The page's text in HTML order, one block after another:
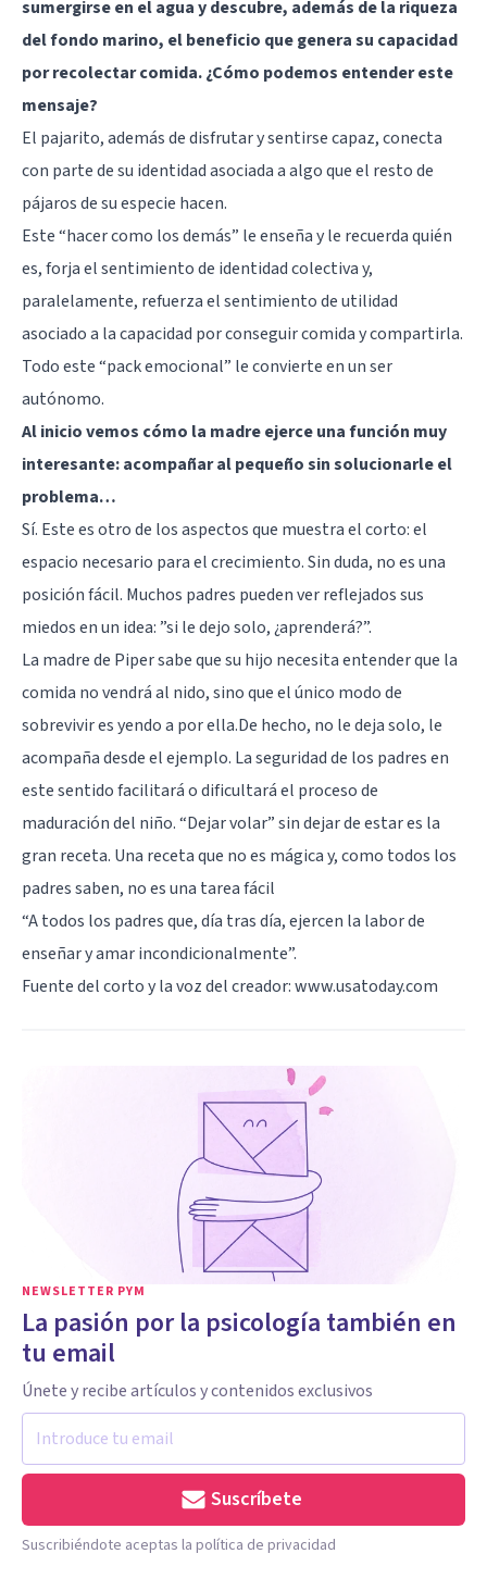
sumergirse en el agua y descubre, además de la riqueza
del fondo marino, el beneficio que genera su capacidad
por recolectar comida. ¿Cómo podemos entender este
mensaje?
El pajarito, además de disfrutar y sentirse capaz, conecta
con parte de su identidad asociada a algo que el resto de
pájaros de su especie hacen.
Este “hacer como los demás” le enseña y le recuerda quién
es, forja el sentimiento de identidad colectiva y,
paralelamente, refuerza el sentimiento de utilidad
asociado a la capacidad por conseguir comida y compartirla.
Todo este “pack emocional” le convierte en un ser
autónomo.
Al inicio vemos cómo la madre ejerce una función muy
interesante: acompañar al pequeño sin solucionarle el
problema…
Sí. Este es otro de los aspectos que muestra el corto: el
espacio necesario para el crecimiento. Sin duda, no es una
posición fácil. Muchos padres pueden ver reflejados sus
miedos en un idea: ”si le dejo solo, ¿aprenderá?”.
La madre de Piper sabe que su hijo necesita entender que la
comida no vendrá al nido, sino que el único modo de
sobrevivir es yendo a por ella.De hecho, no le deja solo, le
acompaña desde el ejemplo. La seguridad de los padres en
este sentido facilitará o dificultará el proceso de
maduración del niño. “Dejar volar” sin dejar de estar es la
gran receta. Una receta que no es mágica y, como todos los
padres saben, no es una tarea fácil
“A todos los padres que, día tras día, ejercen la labor de
enseñar y amar incondicionalmente”.
Fuente del corto y la voz del creador:www.usatoday.com
NEWSLETTER PYM
La pasión por la psicología también en
tu email
Únete y recibe artículos y contenidos exclusivos
Suscríbete
Suscribiéndote aceptas la política de privacidad